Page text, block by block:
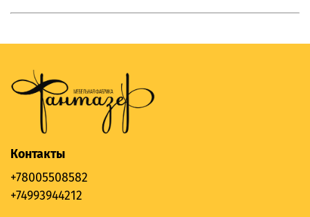
Контакты
+78005508582
+74993944212